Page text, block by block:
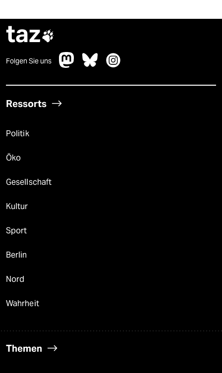
taz
Folgen Sie uns
Ressorts
Politik
Öko
Gesellschaft
Kultur
Sport
Berlin
Nord
Wahrheit
Themen